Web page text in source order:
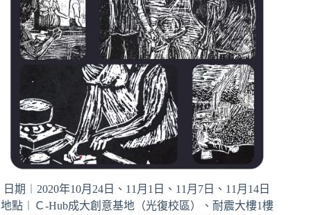
日期︱2020年10月24日、11月1日、11月7日、11月14日
地點︱Ｃ-Hub成大創意基地（光復校區）、耐震大樓1樓